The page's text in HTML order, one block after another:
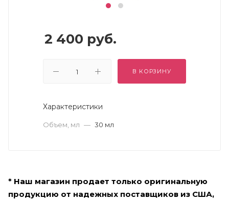
2 400 руб.
В КОРЗИНУ
Характеристики
Объем, мл — 30 мл
* Наш магазин продает только оригинальную
продукцию от надежных поставщиков из США,